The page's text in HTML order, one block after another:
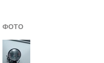
ФОТО